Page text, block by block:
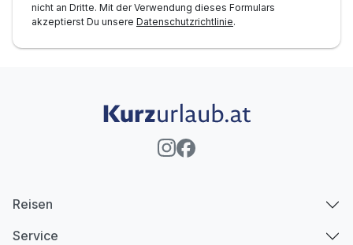
nicht an Dritte. Mit der Verwendung dieses Formulars
akzeptierst Du unsere Datenschutzrichtlinie.
Reisen
Service